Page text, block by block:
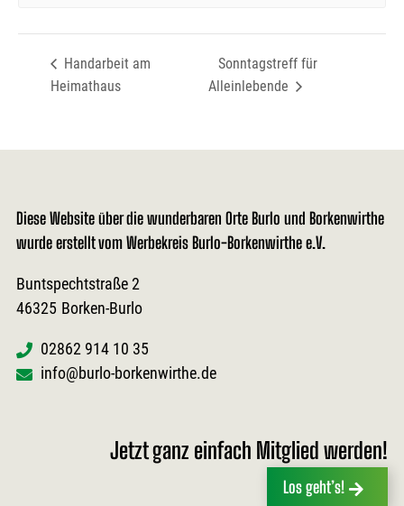
Handarbeit am
Heimathaus
Sonntagstreff für
Alleinlebende
Diese Website über die wunderbaren Orte Burlo und Borkenwirthe
wurde erstellt vom Werbekreis Burlo-Borkenwirthe e.V.
Buntspechtstraße 2
46325 Borken-Burlo
02862 914 10 35
info@burlo-borkenwirthe.de
Jetzt ganz einfach Mitglied werden!
Los geht’s!